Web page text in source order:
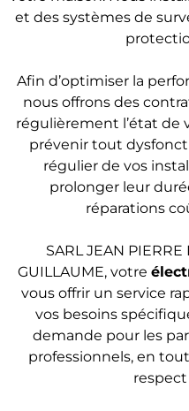
et des systèmes de
Afin d’optimiser la
nous offrons des
régulièrement l’état de
prévenir tout
régulier de vos
prolonger leur
réparations
SARL JEAN PIERRE
GUILLAUME, votre
vous offrir un service
vos besoins
demande pour les
professionnels, en
respect